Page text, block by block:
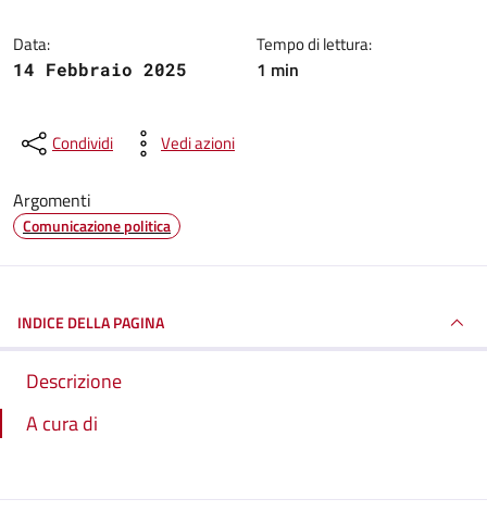
Data:
14 Febbraio 2025
Tempo di lettura:
1 min
Condividi Vedi azioni
Argomenti
Comunicazione politica
INDICE DELLA PAGINA
Descrizione
A cura di